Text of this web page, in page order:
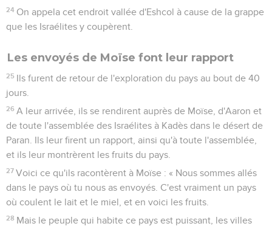
24 On appela cet endroit vallée d'Eshcol à cause de la grappe
que les Israélites y coupèrent.
Les envoyés de Moïse font leur rapport
25 Ils furent de retour de l'exploration du pays au bout de 40
jours.
26 A leur arrivée, ils se rendirent auprès de Moïse, d'Aaron et
de toute l'assemblée des Israélites à Kadès dans le désert de
Paran. Ils leur firent un rapport, ainsi qu'à toute l'assemblée,
et ils leur montrèrent les fruits du pays.
27 Voici ce qu'ils racontèrent à Moïse : « Nous sommes allés
dans le pays où tu nous as envoyés. C'est vraiment un pays
où coulent le lait et le miel, et en voici les fruits.
28 Mais le peuple qui habite ce pays est puissant, les villes